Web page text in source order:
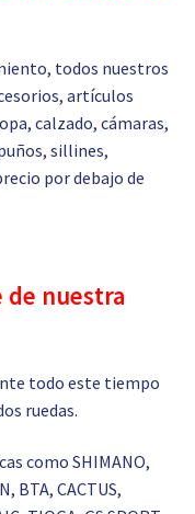
todos nuestros
artículos
calzado, cámaras,
sillines,
por debajo de
de nuestra
todo este tiempo
ruedas.
como SHIMANO,
BTA, CACTUS,